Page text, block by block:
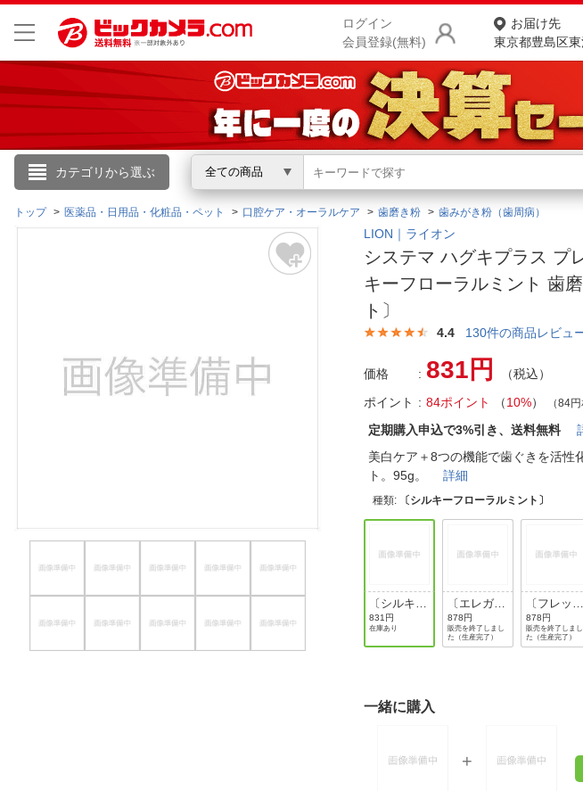
ログイン
会員登録(無料)
お届け先
東京都豊島区
カテゴリから選ぶ 全ての商品
こんにちは
ログイン
閲覧履歴
商品をさがす
ランキングからさが
お客様サポート
ご利用ガイド
よくある質問・お問
トップ 医薬品・日用品・化粧品・ペット 口腔ケア・オーラルケア 歯磨き粉 歯みがき粉（歯周病）
LION｜ライオン
システマ ハグキプラス プ
キーフローラルミント 歯
ト〕
4.4 130件の商品レビュ
価格 831円
（税込）
ポイント
84ポイント （10%） （84
定期購入申込で3%引き、送料無料
美白ケア＋8つの機能で歯ぐきを活性
ト。95g。詳細
種類: 〔シルキーフローラルミント〕
〔シルキー
フローラル
ミント〕
831円
在庫あり
〔エレガン
トフルーテ
ィミント〕
878円
販売を終了しまし
た（生産完了）
〔フレッシ
ュクリスタ
ルミント〕
878円
販売を終了しまし
た（生産完了）
一緒に購入